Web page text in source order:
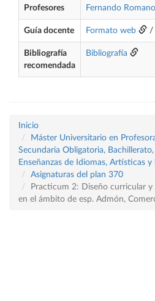
Profesores Fernando
Guía docente Formato web /
Bibliografía
recomendada
Bibliografía
Inicio
Máster Universitario en
Secundaria Obligatoria,
Enseñanzas de Idiomas, Artísticas
Asignaturas del plan 370
Practicum 2: Diseño curricular y
en el ámbito de esp. Admón,